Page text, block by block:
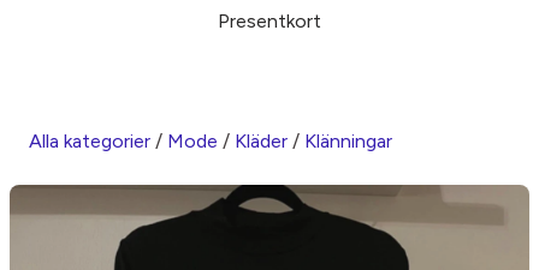
Presentkort
Alla kategorier / Mode / Kläder / Klänningar